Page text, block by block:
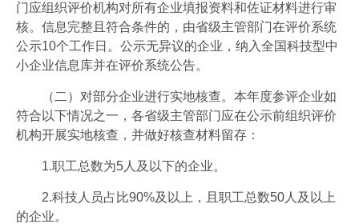
门应组织评价机构对所有企业填报资料和佐证材料进行审
核。信息完整且符合条件的，由省级主管部门在评价系统
公示10个工作日。公示无异议的企业，纳入全国科技型中
小企业信息库并在评价系统公告。
（二）对部分企业进行实地核查。本年度参评企业如
符合以下情况之一，各省级主管部门应在公示前组织评价
机构开展实地核查，并做好核查材料留存：
1.职工总数为5人及以下的企业。
2.科技人员占比90%及以上，且职工总数50人及以上
的企业。